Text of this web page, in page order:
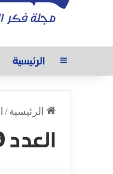
الرئيسية
الرئيسية/
العدد 39